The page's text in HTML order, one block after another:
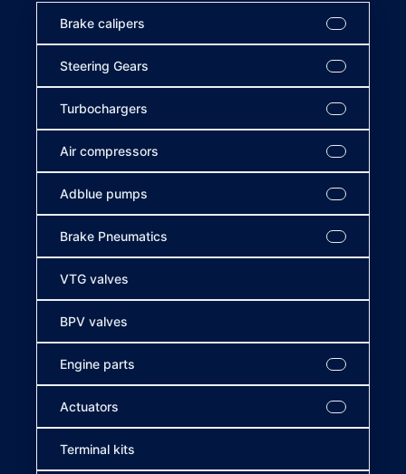
Brake calipers
Steering Gears
Turbochargers
Air compressors
Adblue pumps
Brake Pneumatics
VTG valves
BPV valves
Engine parts
Actuators
Terminal kits